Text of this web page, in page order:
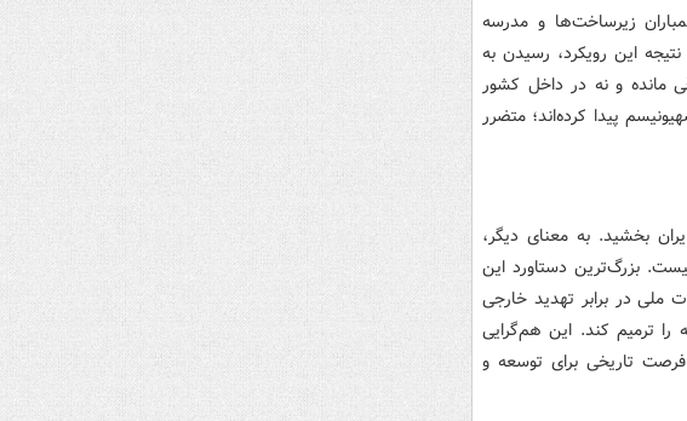
زیرساخت‌ها و مدرسه
این رویکرد، رسیدن به
مانده و نه در داخل کشور
پیدا کرده‌اند؛ متضرر
بخشید. به معنای دیگر،
بزرگ‌ترین دستاورد این
ملی در برابر تهدید خارجی
ترمیم کند. این هم‌گرایی
تاریخی برای توسعه و